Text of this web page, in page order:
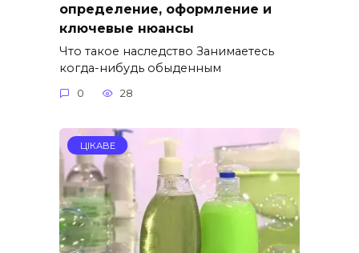
определение, оформление и
ключевые нюансы
Что такое наследство Занимаетесь
когда-нибудь обыденным
0 28
ЦІКАВЕ